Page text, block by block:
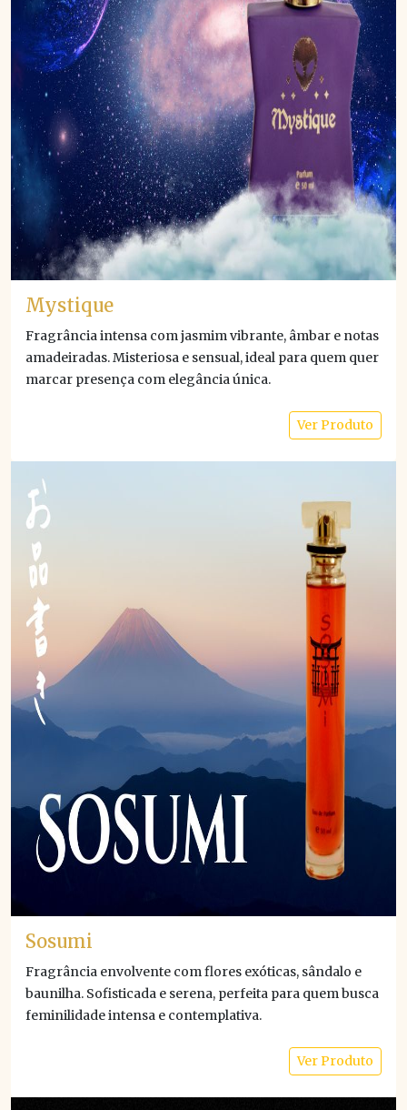
Mystique
Fragrância intensa com jasmim vibrante, âmbar e notas
amadeiradas. Misteriosa e sensual, ideal para quem quer
marcar presença com elegância única.
Ver Produto
Sosumi
Fragrância envolvente com flores exóticas, sândalo e
baunilha. Sofisticada e serena, perfeita para quem busca
feminilidade intensa e contemplativa.
Ver Produto